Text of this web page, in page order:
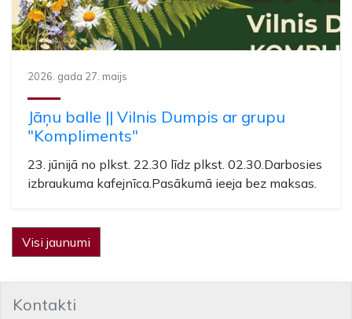
2026. gada 27. maijs
Jāņu balle || Vilnis Dumpis ar grupu
"Kompliments"
23. jūnijā no plkst. 22.30 līdz plkst. 02.30.Darbosies
izbraukuma kafejnīca.Pasākumā ieeja bez maksas.
Visi jaunumi
Kontakti